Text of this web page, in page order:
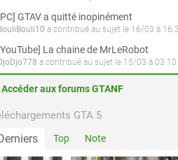
GTAV a quitté inopinément
a contribué au sujet le 16/03 à
La chaine de MrLeRobot
a contribué au sujet le 15/03 à 03:10
Accéder aux forums GTANF
GTA 5
Top Note